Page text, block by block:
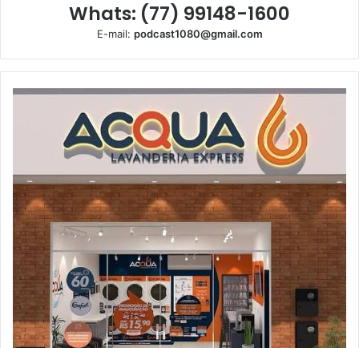
Whats: (77) 99148-1600
E-mail: podcast1080@gmail.com